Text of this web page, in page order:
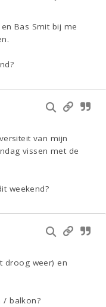
Bas Smit bij me
van mijn
vissen met de
weekend?
droog weer) en
/ balkon?